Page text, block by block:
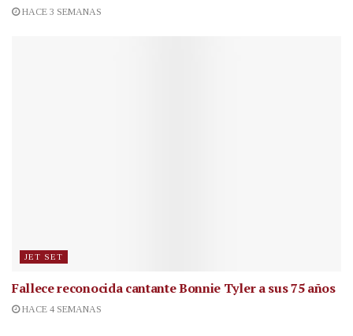
HACE 3 SEMANAS
JET SET
Fallece reconocida cantanteBonnie Tyler a sus 75 años
HACE 4 SEMANAS